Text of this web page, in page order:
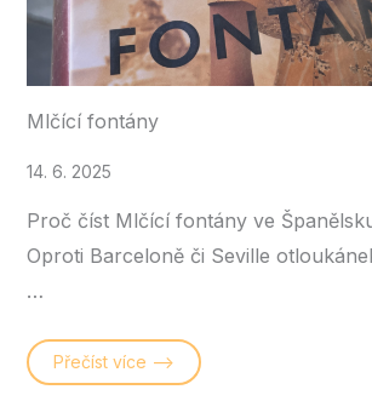
Mlčící fontány
14. 6. 2025
Proč číst Mlčící fontány ve
Oproti Barceloně či Seville
…
Přečíst více –>